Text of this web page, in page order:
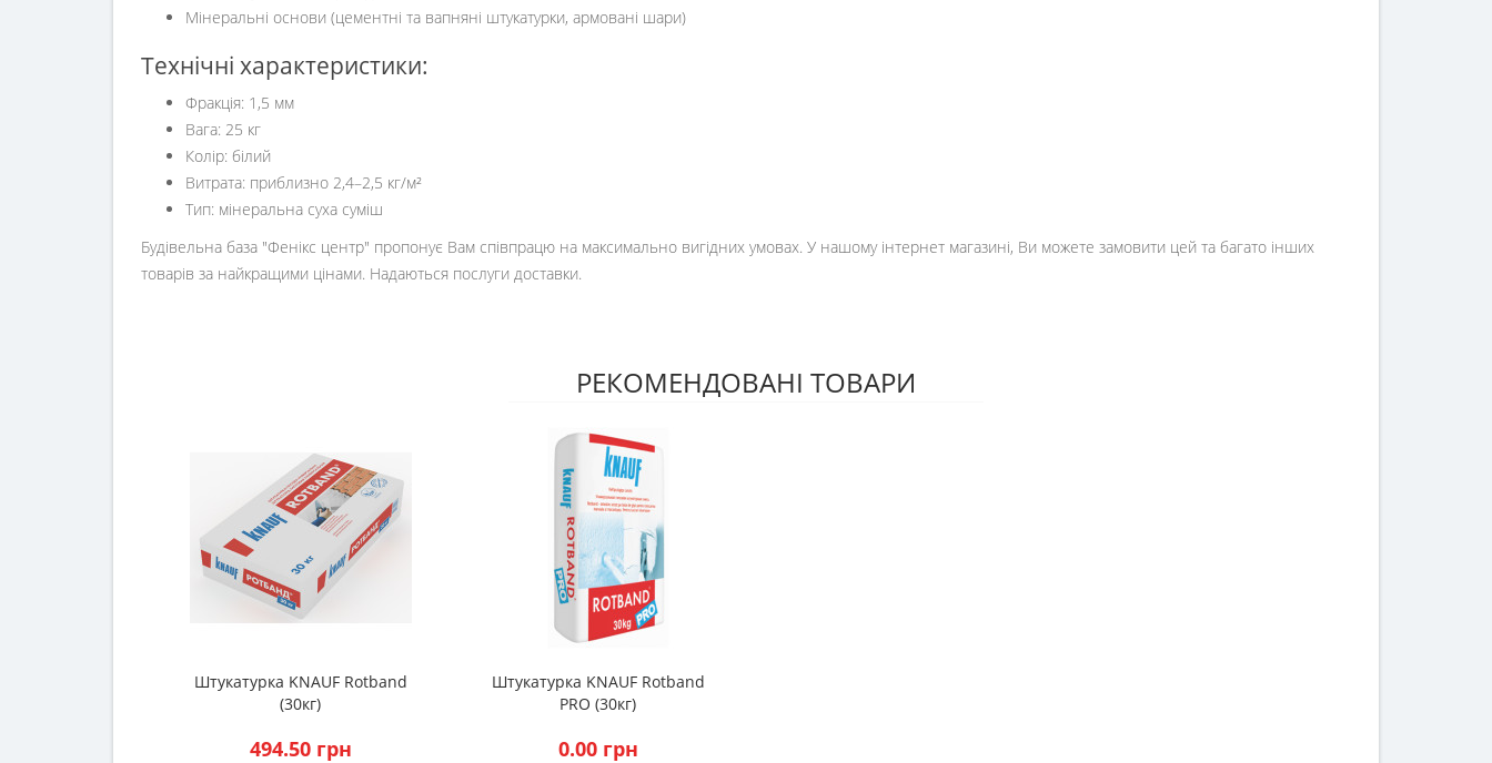
Мінеральні основи (цементні та вапняні штукатурки, армовані шари)
Технічні характеристики:
Фракція: 1,5 мм
Вага: 25 кг
Колір: білий
Витрата: приблизно 2,4–2,5 кг/м²
Тип: мінеральна суха суміш
Будівельна база "Фенікс центр" пропонує Вам співпрацю на максимально вигідних умовах. У нашому інтернет магазині, Ви можете замовити цей та багато інших
товарів за найкращими цінами. Надаються послуги доставки.
РЕКОМЕНДОВАНІ ТОВАРИ
Штукатурка KNAUF Rotband
(30кг)
494.50 грн
Штукатурка KNAUF Rotband
PRO (30кг)
0.00 грн